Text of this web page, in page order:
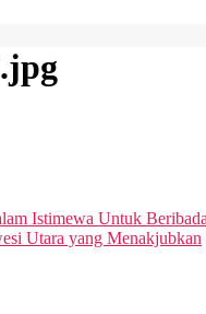
Istimewa Untuk
Utara yang Menakjubkan